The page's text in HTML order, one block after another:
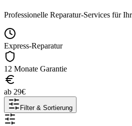
Professionelle Reparatur-Services für Ihr
Express-Reparatur
12 Monate Garantie
ab 29€
Filter & Sortierung